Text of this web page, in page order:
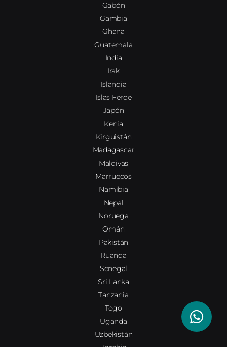
Gabón
Gambia
Ghana
Guatemala
India
Irak
Islandia
Islas Feroe
Japón
Kenia
Kirguistán
Madagascar
Maldivas
Marruecos
Namibia
Nepal
Noruega
Omán
Pakistán
Ruanda
Senegal
Sri Lanka
Tanzania
Togo
Uganda
Uzbekistán